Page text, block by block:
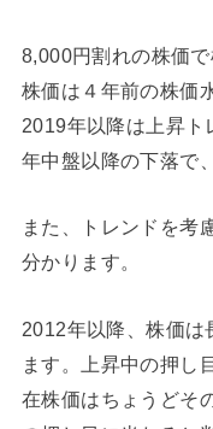
8,000円割れの株価
株価は４年前の株価
2019年以降は上昇
年中盤以降の下落で
また、トレンドを考
分かります。
2012年以降、株価は
ます。上昇中の押し
在株価はちょうどそ